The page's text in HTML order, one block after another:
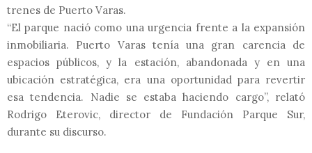
trenes de Puerto Varas.
“El parque nació como una urgencia frente a la expansión
inmobiliaria. Puerto Varas tenía una gran carencia de
espacios públicos, y la estación, abandonada y en una
ubicación estratégica, era una oportunidad para revertir
esa tendencia. Nadie se estaba haciendo cargo”, relató
Rodrigo Eterovic, director de Fundación Parque Sur,
durante su discurso.